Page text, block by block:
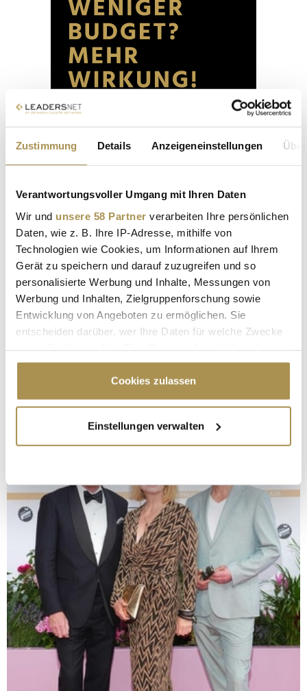
Zustimmung Details Anzeigeneinstellungen
Verantwortungsvoller Umgang mit Ihren Daten
Wir und unsere 58 Partner verarbeiten Ihre persönlichen
Daten, wie z. B. Ihre IP-Adresse, mithilfe von
Technologien wie Cookies, um Informationen auf Ihrem
Gerät zu speichern und darauf zuzugreifen und so
personalisierte Werbung und Inhalte, Messungen von
Werbung und Inhalten, Zielgruppenforschung sowie
Entwicklung von Angeboten zu ermöglichen. Sie
entscheiden darüber, wer Ihre Daten für welche Zwecke
Cookie-Erklärung oder durch Klicken auf das Privacy
Trigger Symbol ändern oder widerrufen
Informationen über Ihre geografische Lage
erfassen, welche bis auf einige Meter genau sein
bestimmten Merkmalen (Fingerprinting) identifizieren
Erfahren Sie mehr darüber, wie Ihre persönlichen Daten
verarbeitet werden, und legen Sie Ihre Präferenzen im
Abschnitt Einzelheitenfest.
Wir verwenden Cookies, um Inhalte und Anzeigen zu
personalisieren, Funktionen für soziale Medien anbieten
zu können und die Zugriffe auf unsere Website zu
analysieren. Außerdem geben wir Informationen zu Ihrer
Verwendung unserer Website an unsere Partner für
soziale Medien, Werbung und Analysen weiter. Unsere
Partner führen diese Informationen möglicherweise mit
Cookies zulassen
Einstellungen verwalten